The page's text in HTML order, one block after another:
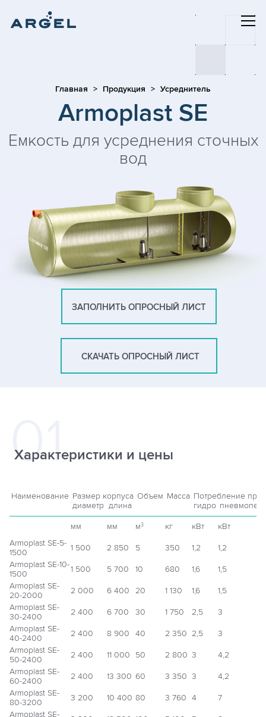
Главная Продукция Усреднитель
Armoplast SE
Емкость для усреднения сточных
вод
ЗАПОЛНИТЬ ОПРОСНЫЙ ЛИСТ
СКАЧАТЬ ОПРОСНЫЙ ЛИСТ
Характеристики и цены
Наименование Размер корпуса Объем Масса Потребление при
диаметр длина гидро
мм мм м3 кг кВт
кВт
Armoplast SE-5-
1500
1 500 2 850 5 350 1,2
1,2
Armoplast SE-10-
1500
1 500 5 700 10 680 1,6
1,5
Armoplast SE-
20-2000
2 000 6 400 20 1 130 1,6
1,5
Armoplast SE-
30-2400
2 400 6 700 30 1 750 2,5
3
Armoplast SE-
40-2400
2 400 8 900 40 2 350 2,5
3
Armoplast SE-
50-2400
2 400 11 000 50 2 800 3
4,2
Armoplast SE-
60-2400
2 400 13 300 60 3 350 3
4,2
Armoplast SE-
80-3200
3 200 10 400 80 3 760 4
7
Armoplast SE-